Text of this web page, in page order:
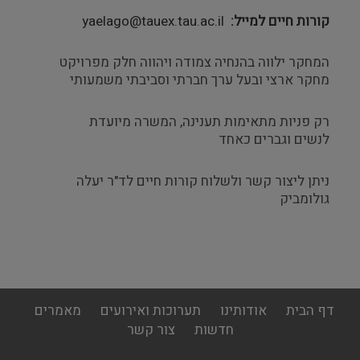
קורות חיים למייל yaelago@tauex.tau.ac.il
המחקר ילווה בהנחיה צמודה ויהווה חלק מפרויקט
מחקר ארצי ובעל ערך חברתי וסביבתי משמעותי
רק פניות מתאימות תענינה, המשרה מיועדת
לנשים וגברים כאחד
ניתן ליצור קשר ולשלוח קורות חיים לד"ר יעלה
גולומביק
footer
menu
דף הבית אודותינו תערוכות ואירועים
מאמרים
חדשות
צור קשר